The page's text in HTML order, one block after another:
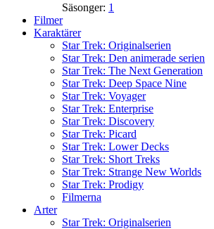
Säsonger: 1
Filmer
Karaktärer
Star Trek: Originalserien
Star Trek: Den animerade serien
Star Trek: The Next Generation
Star Trek: Deep Space Nine
Star Trek: Voyager
Star Trek: Enterprise
Star Trek: Discovery
Star Trek: Picard
Star Trek: Lower Decks
Star Trek: Short Treks
Star Trek: Strange New Worlds
Star Trek: Prodigy
Filmerna
Arter
Star Trek: Originalserien